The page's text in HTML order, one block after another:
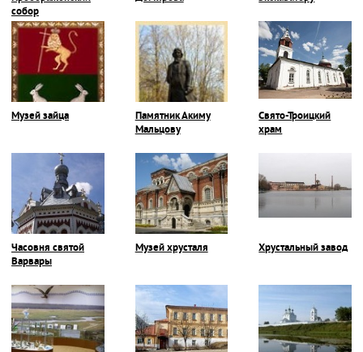
собор
Музей зайца
Памятник Акиму
Мальцову
Свято-Троицкий
храм
Часовня святой
Варвары
Музей хрусталя Хрустальный завод